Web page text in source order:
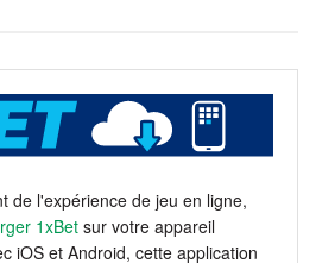
de l'expérience de jeu en ligne,
1xBet sur votre appareil
iOS et Android, cette application